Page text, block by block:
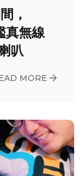
，
無線
叭
MORE